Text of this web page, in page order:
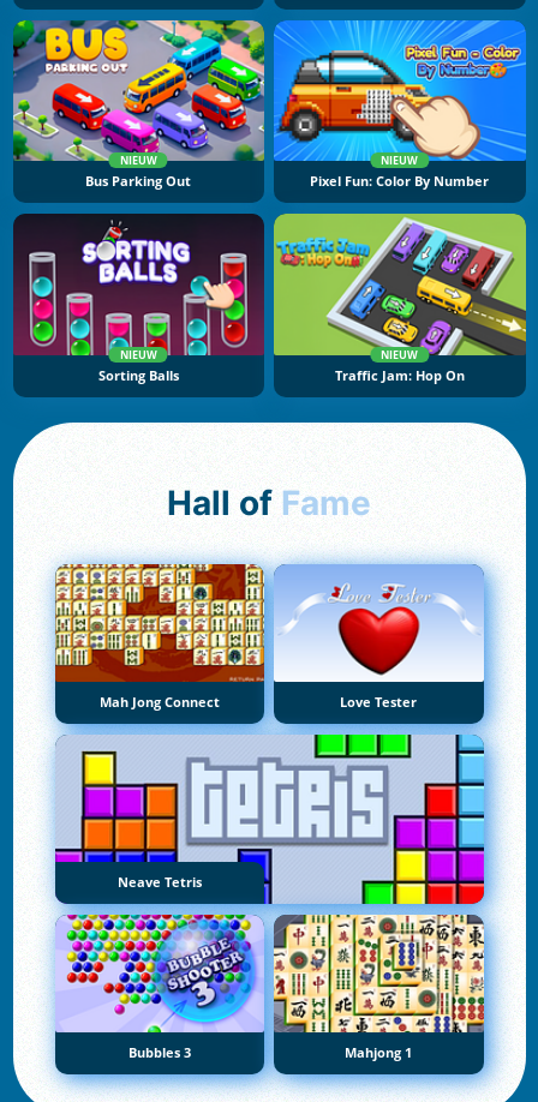
NIEUW
Bus Parking Out
NIEUW
Pixel Fun: Color By Number
NIEUW
Sorting Balls
NIEUW
Traffic Jam: Hop On
Hall of Fame
Mah Jong Connect Love Tester
Neave Tetris
Bubbles 3 Mahjong 1